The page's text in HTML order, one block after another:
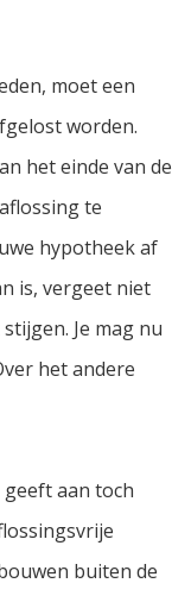
moet een
worden.
het einde van de
te
hypotheek af
is, vergeet niet
Je mag nu
het andere
geeft aan toch
buiten de